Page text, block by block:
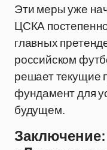
Эти меры уже
ЦСКА
главных
российском
решает текущие
фундамент для
будущем.